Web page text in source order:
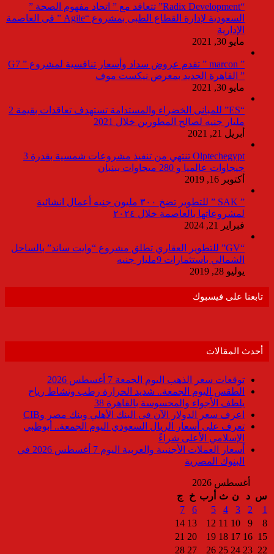
“Radix Development” تتعاقد مع ” اتحاد مفهوم الصحة ”
السعودية لإدارة القطاع الطبى بمشروع “Agile ” فى العاصمة
الإدارية
مايو 30, 2021
” marcon ” تقدم عروض سداد وأسعار تنافسية لمشروع ” G7
” القاهرة الجديد بمعرض نيكست موف
مايو 30, 2021
“ES” للمبانى الخضراء والمستدامة تستهدف تعاقدات بقيمة 2
مليار جنيه لصالح المطورين خلال 2021
أبريل 21, 2021
Olptechegypt تنتهي من تنفيذ مشروعات شمسية بقدرة 3
جيجاوات عالميا و 280 ميجاوات ببنبان
أكتوبر 16, 2019
” SAK ” للتطوير تضخ ٣٠٠ مليون جنيه أعمال انشائية
لمشروعاتها بالعاصمة خلال ٢٠٢٤
فبراير 21, 2024
“GV” للتطوير العقاري تطلق مشروع “وايت ساند” بالساحل
الشمالي باستثمارات 9مليار جنيه
يوليو 28, 2019
تابعنا على فيسبوك
أحدث المقالات
توقعات سعر الذهب اليوم الجمعة 7 أغسطس 2026
الطقس اليوم الجمعة.. شديد الحرارة رطب ونشاط رياح
يلطف الأجواء والمحسوسة بالقاهرة 38
اعرف سعر الدولار الآن في البنك الأهلي وبنك مصر وCIB
تعرف على أسعار الريال السعودي اليوم الجمعة.. أبوظبي
الإسلامي الأعلى شراءً
أسعار العملات الأجنبية والعربية اليوم 7 أغسطس 2026 في
البنوك المصرية
أغسطس 2026
س د ن ث أرب خ
ج
1
2
3
4
5
6
7
8
9
10
11
12
13
14
15
16
17
18
19
20
21
22
23
24
25
26
27
28